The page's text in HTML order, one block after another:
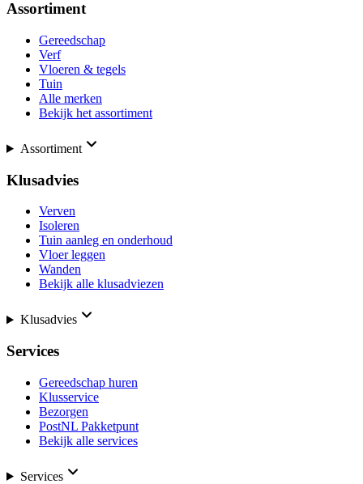
Assortiment
Gereedschap
Verf
Vloeren & tegels
Tuin
Alle merken
Bekijk het assortiment
Assortiment
Klusadvies
Verven
Isoleren
Tuin aanleg en onderhoud
Vloer leggen
Wanden
Bekijk alle klusadviezen
Klusadvies
Services
Gereedschap huren
Klusservice
Bezorgen
PostNL Pakketpunt
Bekijk alle services
Services